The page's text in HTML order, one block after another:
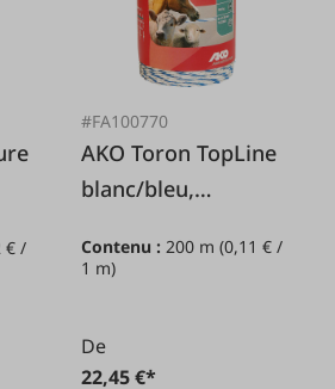
€ /
#FA100770
AKO Toron TopLine
blanc/bleu,
Contenu :200 m(0,11 € /
1 m)
De
22,45 €*